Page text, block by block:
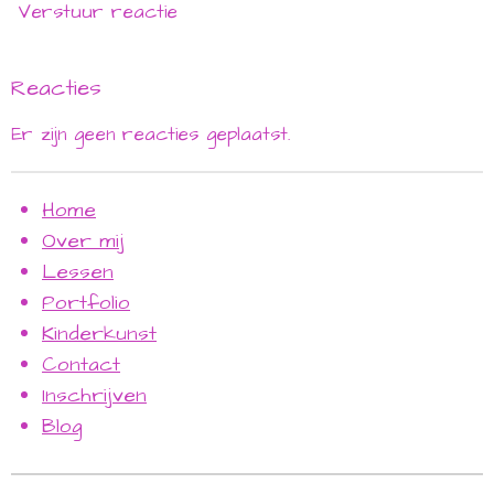
Verstuur reactie
Reacties
Er zijn geen reacties geplaatst.
Home
Over mij
Lessen
Portfolio
Kinderkunst
Contact
Inschrijven
Blog